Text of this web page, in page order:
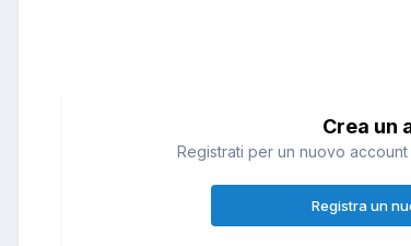
Crea un
Registrati per un nuovo
Registra un